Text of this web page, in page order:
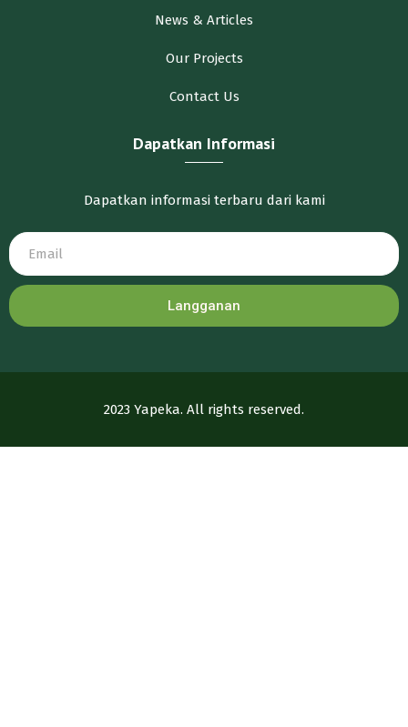
News & Articles
Our Projects
Contact Us
Dapatkan Informasi
Dapatkan informasi terbaru dari kami
Langganan
2023 Yapeka. All rights reserved.